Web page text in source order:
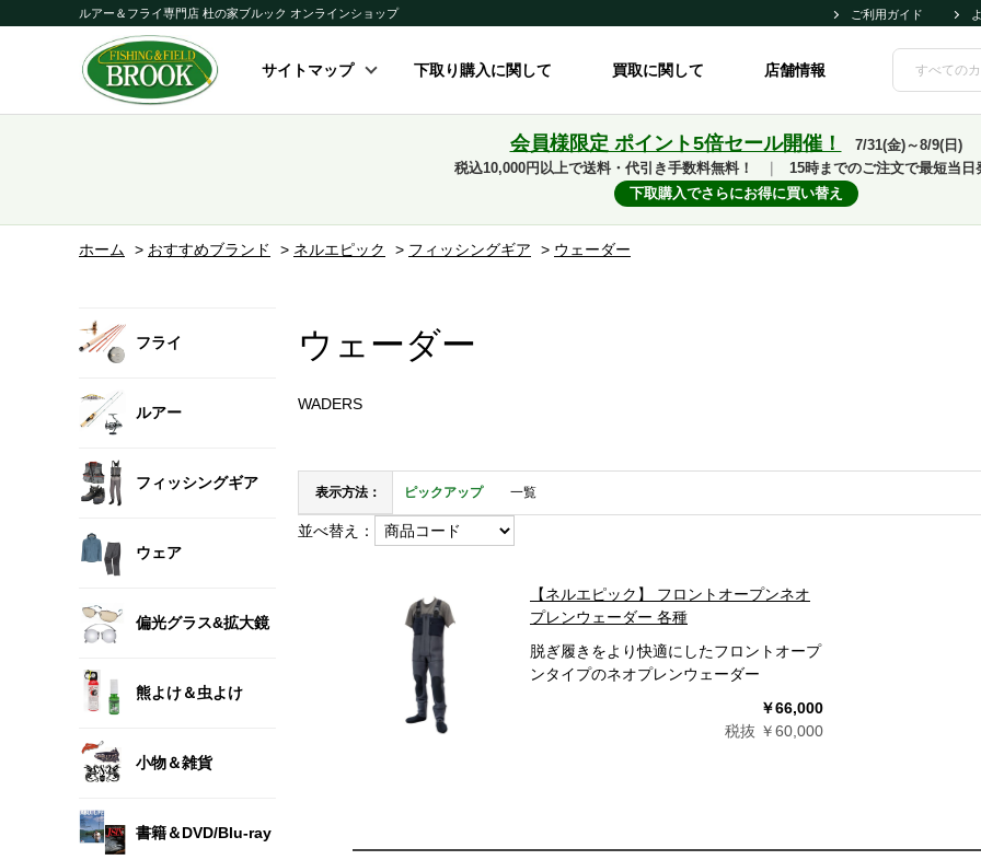
ルアー＆フライ専門店 杜の家ブルック オンラインショップ ご利用ガイド
サイトマップ 下取り購入に関して 買取に関して 店舗情報
会員様限定 ポイント5倍セール開催！
7/31(金)～8/9(日)
税込10,000円以上で送料・代引き手数料無料！
15時までのご注文で最短当日
下取購入でさらにお得に買い替え
ホーム > おすすめブランド > ネルエピック > フィッシングギア > ウェーダー
フライ
ルアー
フィッシングギア
ウェア
偏光グラス&拡大鏡
熊よけ＆虫よけ
小物＆雑貨
書籍＆DVD/Blu-ray
ウェーダー
WADERS
表示方法： ピックアップ 一覧
並べ替え：
【ネルエピック】 フロントオープンネオ
プレンウェーダー 各種
脱ぎ履きをより快適にしたフロントオープ
ンタイプのネオプレンウェーダー
￥66,000
税抜 ￥60,000